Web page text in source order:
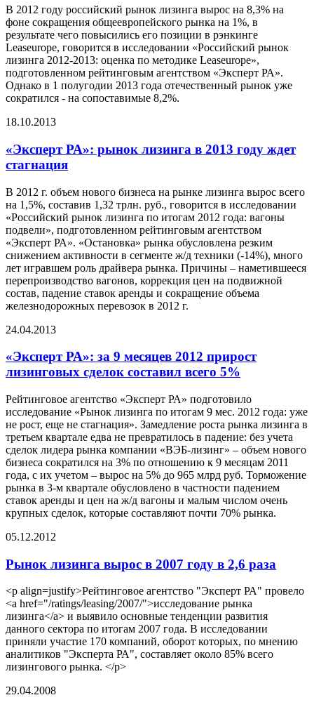
В 2012 году российский рынок лизинга вырос на 8,3% на
фоне сокращения общеевропейского рынка на 1%, в
результате чего повысились его позиции в рэнкинге
Leaseurope, говорится в исследовании «Российский рынок
лизинга 2012-2013: оценка по методике Leaseurope»,
подготовленном рейтинговым агентством «Эксперт РА».
Однако в 1 полугодии 2013 года отечественный рынок уже
сократился - на сопоставимые 8,2%.
18.10.2013
«Эксперт РА»: рынок лизинга в 2013 году ждет
стагнация
В 2012 г. объем нового бизнеса на рынке лизинга вырос всего
на 1,5%, составив 1,32 трлн. руб., говорится в исследовании
«Российский рынок лизинга по итогам 2012 года: вагоны
подвели», подготовленном рейтинговым агентством
«Эксперт РА». «Остановка» рынка обусловлена резким
снижением активности в сегменте ж/д техники (-14%), много
лет игравшем роль драйвера рынка. Причины – наметившееся
перепроизводство вагонов, коррекция цен на подвижной
состав, падение ставок аренды и сокращение объема
железнодорожных перевозок в 2012 г.
24.04.2013
«Эксперт РА»: за 9 месяцев 2012 прирост
лизинговых сделок составил всего 5%
Рейтинговое агентство «Эксперт РА» подготовило
исследование «Рынок лизинга по итогам 9 мес. 2012 года: уже
не рост, еще не стагнация». Замедление роста рынка лизинга в
третьем квартале едва не превратилось в падение: без учета
сделок лидера рынка компании «ВЭБ-лизинг» – объем нового
бизнеса сократился на 3% по отношению к 9 месяцам 2011
года, с их учетом – вырос на 5% до 965 млрд руб. Торможение
рынка в 3-м квартале обусловлено в частности падением
ставок аренды и цен на ж/д вагоны и малым числом очень
крупных сделок, которые составляют почти 70% рынка.
05.12.2012
Рынок лизинга вырос в 2007 году в 2,6 раза
<p align=justify>Рейтинговое агентство "Эксперт РА" провело
<a href="/ratings/leasing/2007/">исследование рынка
лизинга</a> и выявило основные тенденции развития
данного сектора по итогам 2007 года. В исследовании
приняли участие 170 компаний, оборот которых, по мнению
аналитиков "Эксперта РА", составляет около 85% всего
лизингового рынка. </p>
29.04.2008